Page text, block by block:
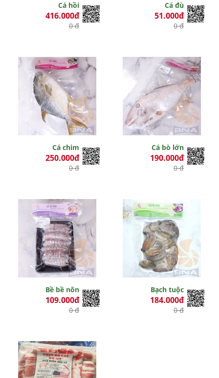
Cá hồi
416.000đ
0 đ
Cá đù
51.000đ
0 đ
Cá chim
250.000đ
0 đ
Cá bò lớn
190.000đ
0 đ
Bề bề nõn
109.000đ
0 đ
Bạch tuộc
184.000đ
0 đ